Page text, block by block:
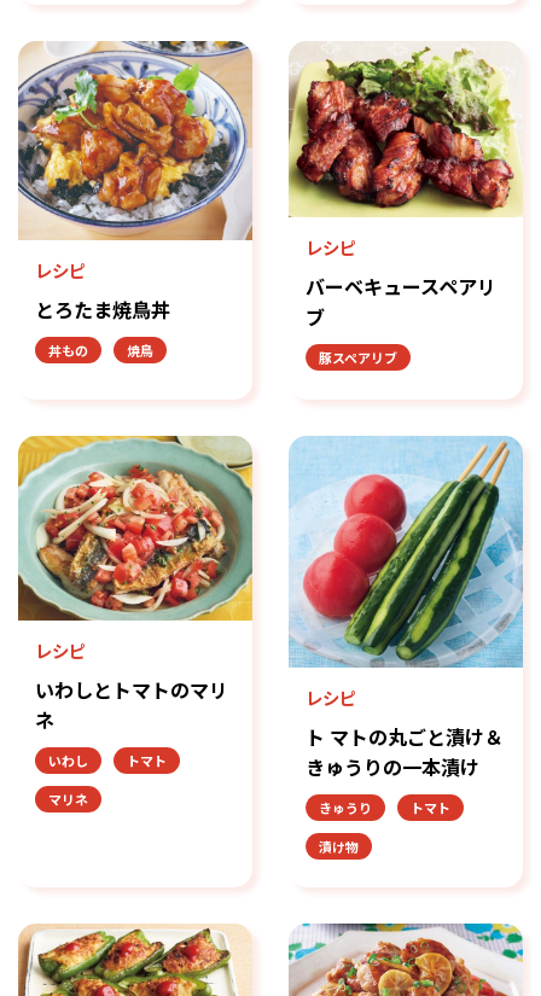
レシピ
とろたま焼鳥丼
丼もの 焼鳥
レシピ
バーベキュースペアリ
ブ
豚スペアリブ
レシピ
いわしとトマトのマリ
ネ
いわし
トマト
マリネ
レシピ
ト マトの丸ごと漬け＆
きゅうりの一本漬け
きゅうり
トマト
漬け物